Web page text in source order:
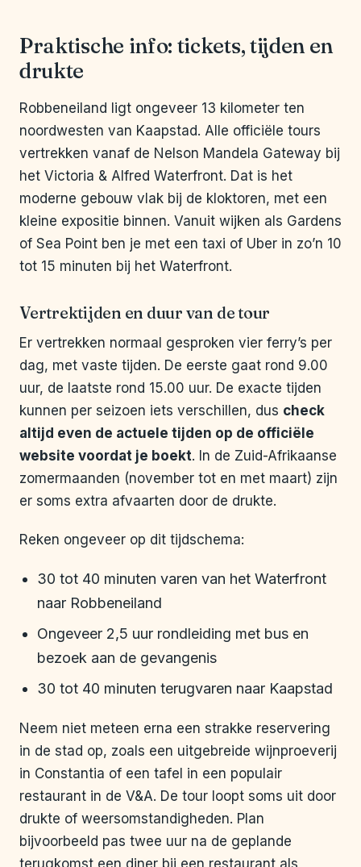
Praktische info: tickets, tijden en
drukte
Robbeneiland ligt ongeveer 13 kilometer ten
noordwesten van Kaapstad. Alle officiële tours
vertrekken vanaf de Nelson Mandela Gateway bij
het Victoria & Alfred Waterfront. Dat is het
moderne gebouw vlak bij de kloktoren, met een
kleine expositie binnen. Vanuit wijken als Gardens
of Sea Point ben je met een taxi of Uber in zo’n 10
tot 15 minuten bij het Waterfront.
Vertrektijden en duur van de tour
Er vertrekken normaal gesproken vier ferry’s per
dag, met vaste tijden. De eerste gaat rond 9.00
uur, de laatste rond 15.00 uur. De exacte tijden
kunnen per seizoen iets verschillen, dus check
altijd even de actuele tijden op de officiële
website voordat je boekt. In de Zuid-Afrikaanse
zomermaanden (november tot en met maart) zijn
er soms extra afvaarten door de drukte.
Reken ongeveer op dit tijdschema:
30 tot 40 minuten varen van het Waterfront
naar Robbeneiland
Ongeveer 2,5 uur rondleiding met bus en
bezoek aan de gevangenis
30 tot 40 minuten terugvaren naar Kaapstad
Neem niet meteen erna een strakke reservering
in de stad op, zoals een uitgebreide wijnproeverij
in Constantia of een tafel in een populair
restaurant in de V&A. De tour loopt soms uit door
drukte of weersomstandigheden. Plan
bijvoorbeeld pas twee uur na de geplande